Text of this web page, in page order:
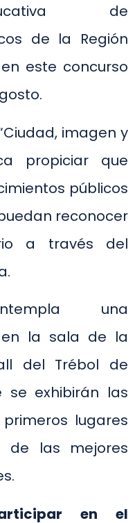
de
de la Región
este concurso
imagen y
propiciar que
públicos
reconocer
a través del
una
en la sala de la
del Trébol de
se exhibirán las
lugares
de las mejores
en el